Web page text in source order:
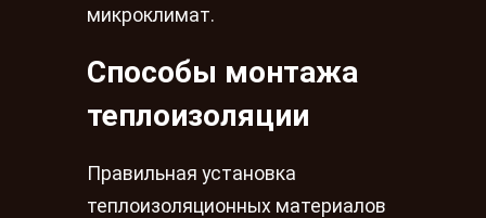
микроклимат.
Способы монтажа
теплоизоляции
Правильная установка
теплоизоляционных материалов